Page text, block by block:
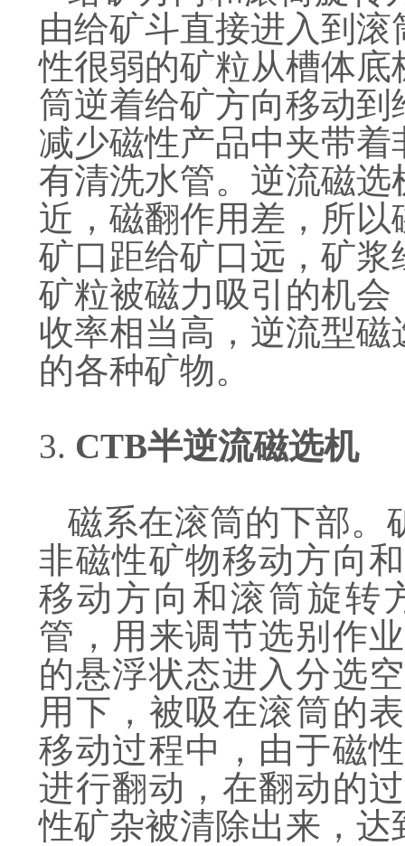
由给矿斗直接进入到
性很弱的矿粒从槽体
筒逆着给矿方向移动
减少磁性产品中夹带
有清洗水管。逆流磁
近，磁翻作用差，所
矿口距给矿口远，矿
矿粒被磁力吸引的机
收率相当高，逆流型
的各种矿物。
3. CTB半逆流磁选机
磁系在滚筒的下部。
非磁性矿物移动方向
移动方向和滚筒旋转
管，用来调节选别作
的悬浮状态进入分选
用下，被吸在滚筒的
移动过程中，由于磁
进行翻动，在翻动的
性矿杂被清除出来，